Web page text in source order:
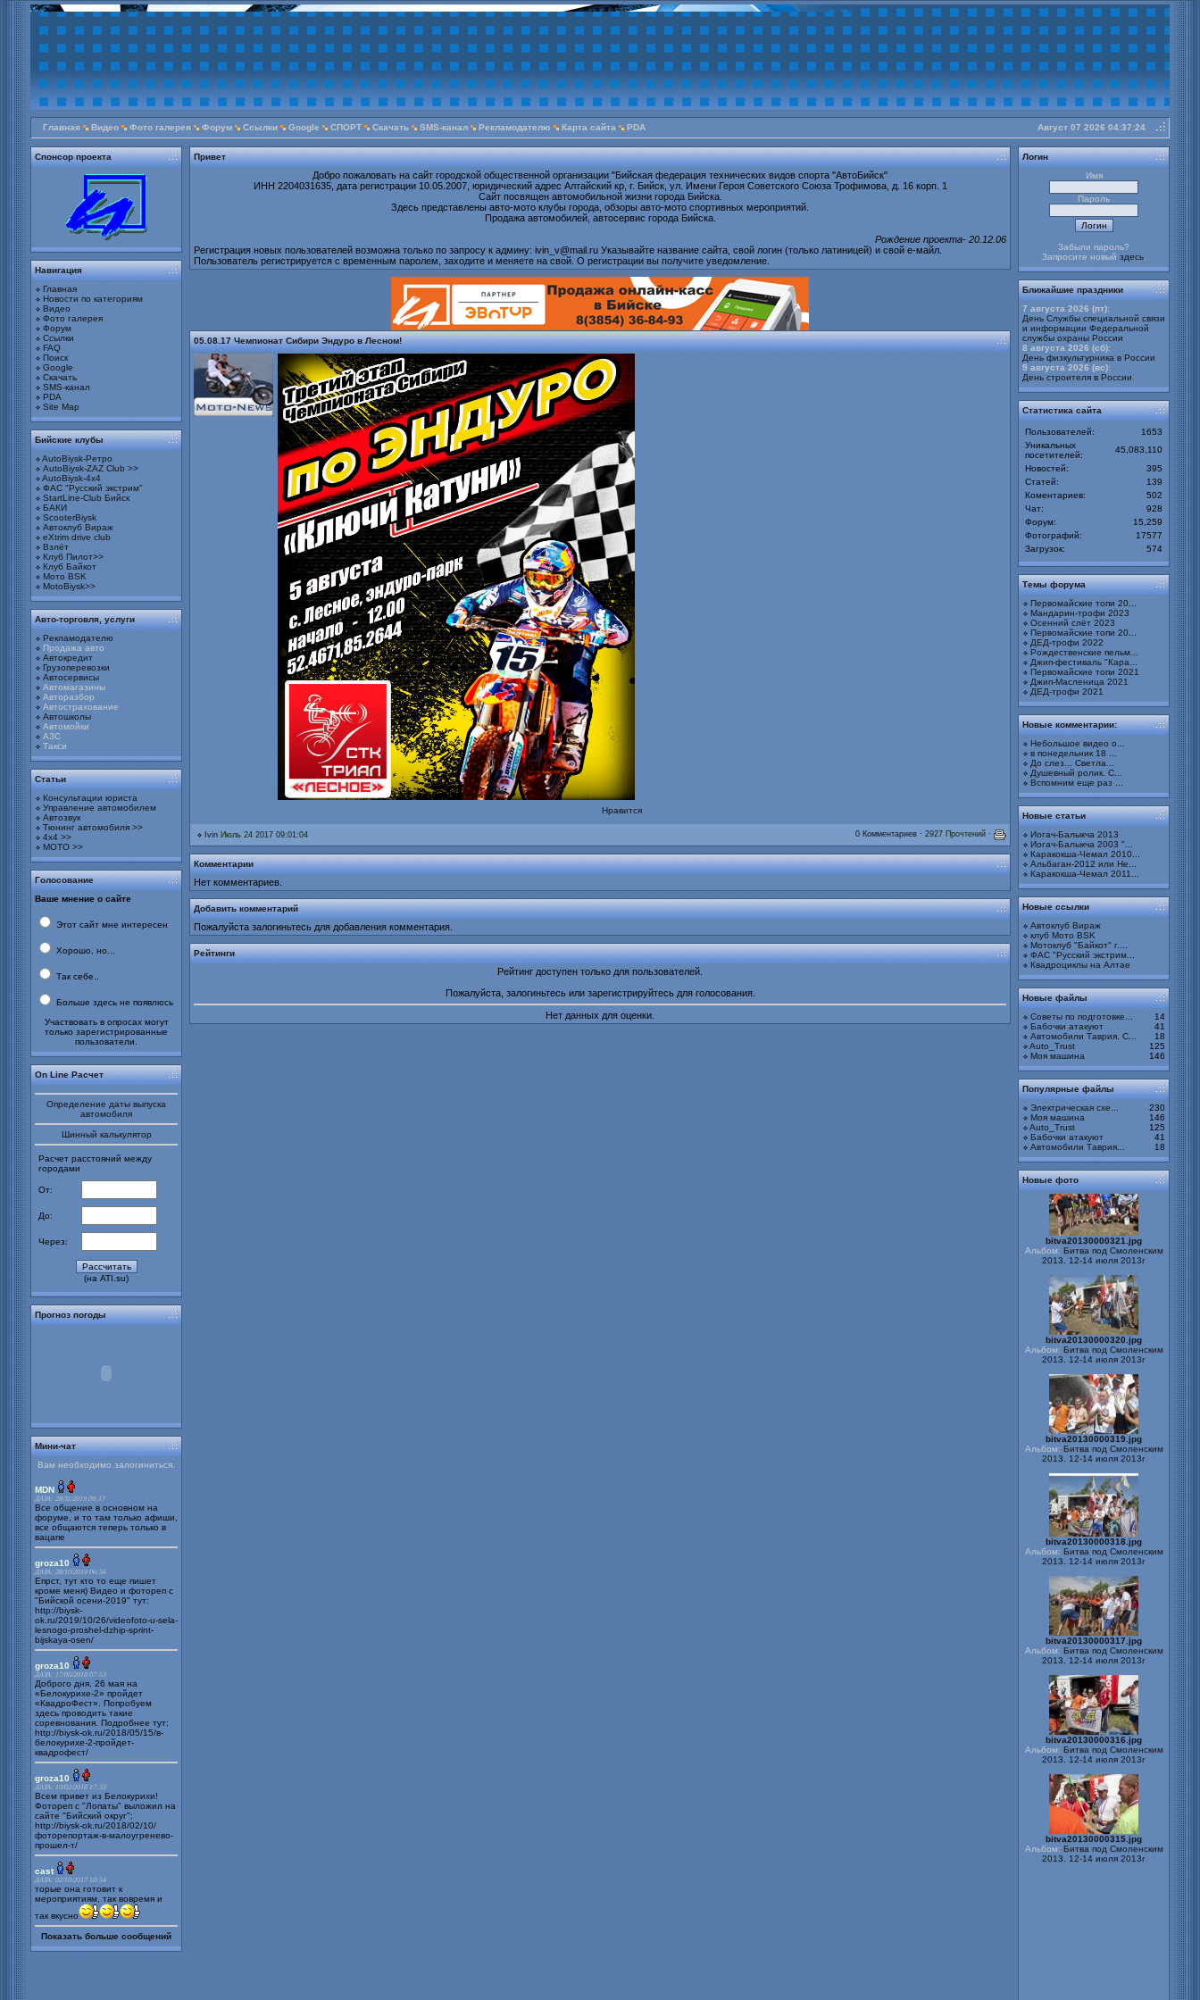
Главная Видео Фото галерея Форум Ссылки Google СПОРТ Скачать SMS-канал Рекламодателю Карта сайта PDA
Август 07 2026 04:37:24
buy
cheap
Спонсор проекта
Навигация
Главная
Новости по категориям
Видео
Фото галерея
Форум
Ссылки
FAQ
Поиск
Google
Скачать
SMS-канал
PDA
Site Map
Бийские клубы
AutoBiysk-Ретро
AutoBiysk-ZAZ Club >>
AutoBiysk-4x4
ФАС "Русский экстрим"
StartLine-Club Бийск
БАКИ
ScooterBiysk
Автоклуб Вираж
eXtrim drive club
Взлёт
Клуб Пилот>>
Клуб Байкот
Мото BSK
MotoBiysk>>
Авто-торговля, услуги
Рекламодателю
Продажа авто
Автокредит
Грузоперевозки
Автосервисы
Автомагазины
Авторазбор
Автострахование
Автошколы
Автомойки
АЗС
Такси
Статьи
Консультации юриста
Управление автомобилем
Автозвук
Тюнинг автомобиля >>
4х4 >>
МОТО >>
Голосование
Ваше мнение о сайте
Этот сайт мне интересен
Хорошо, но...
Так себе..
Больше здесь не появлюсь
Участвовать в опросах могут
только зарегистрированные
пользователи.
On Line Расчет
Определение даты выпуска
автомобиля
Шинный калькулятор
Расчет расстояний между
городами
От:
До:
Через:
(на ATI.su)
Прогноз погоды
Мини-чат
Вам необходимо залогиниться.
MDN
ДАТА: 28/11/2019 09:17
Все общение в основном на
форуме, и то там только афиши,
все общаются теперь только в
вацапе
groza10
ДАТА: 28/10/2019 06:56
Епрст, тут кто то еще пишет
кроме меня) Видео и фотореп с
"Бийской осени-2019" тут:
http://biysk-
ok.ru/2019/10/26/videofoto-u-sela-
lesnogo-proshel-dzhip-sprint-
bijskaya-osen/
groza10
ДАТА: 17/05/2018 07:53
Доброго дня. 26 мая на
«Белокурихе-2» пройдет
«КвадроФест». Попробуем
здесь проводить такие
соревнования. Подробнее тут:
http://biysk-ok.ru/2018/05/15/в-
белокурихе-2-пройдет-
квадрофест/
groza10
ДАТА: 10/02/2018 17:33
Всем привет из Белокурихи!
Фотореп с "Лопаты" выложил на
сайте "Бийский округ":
http://biysk-ok.ru/2018/02/10/
фоторепортаж-в-малоугренево-
прошел-т/
cast
ДАТА: 02/10/2017 10:54
торые она готовит к
мероприятиям, так вовремя и
так вкусно
Показать больше сообщений
Привет
Добро пожаловать на сайт городской общественной организации "Бийская федерация технических видов спорта "АвтоБийск"
ИНН 2204031635, дата регистрации 10.05.2007, юридический адрес Алтайский кр, г. Бийск, ул. Имени Героя Советского Союза Трофимова, д. 16 корп. 1
Сайт посвящен автомобильной жизни города Бийска.
Здесь представлены авто-мото клубы города, обзоры авто-мото спортивных мероприятий.
Продажа автомобилей, автосервис города Бийска.
Рождение проекта- 20.12.06
Регистрация новых пользователей возможна только по запросу к админу: ivin_v@mail.ru Указывайте название сайта, свой логин (только латиницей) и свой е-майл.
Пользователь регистрируется с временным паролем, заходите и меняете на свой. О регистрации вы получите уведомление.
05.08.17 Чемпионат Сибири Эндуро в Лесном!
Нравится
Ivin Июль 24 2017 09:01:04 0 Комментариев · 2927 Прочтений ·
Комментарии
Нет комментариев.
Добавить комментарий
Пожалуйста залогиньтесь для добавления комментария.
Рейтинги
Рейтинг доступен только для пользователей.
Пожалуйста, залогиньтесь или зарегистрируйтесь для голосования.
Нет данных для оценки.
Логин
Имя
Пароль
Забыли пароль?
Запросите новый здесь.
Ближайшие праздники
7 августа 2026 (пт):
День Службы специальной связи
и информации Федеральной
службы охраны России
8 августа 2026 (сб):
День физкультурника в России
9 августа 2026 (вс):
День строителя в России
Статистика сайта
Пользователей:
1653
Уникальных
посетителей:
45,083,110
Новостей:
395
Статей:
139
Коментариев:
502
Чат:
928
Форум:
15,259
Фотографий:
17577
Загрузок:
574
Темы форума
Первомайские топи 20...
Мандарин-трофи 2023
Осенний слёт 2023
Первомайские топи 20...
ДЕД-трофи 2022
Рождественские пельм...
Джип-фестиваль "Кара...
Первомайские топи 2021
Джип-Масленица 2021
ДЕД-трофи 2021
Новые комментарии:
Небольшое видео о...
в понедельник 18 ...
До слез... Светла...
Душевный ролик. С...
Вспомним еще раз ...
Новые статьи
Иогач-Балыкча 2013
Иогач-Балыкча 2003 "...
Каракокша-Чемал 2010...
Альбаган-2012 или Не...
Каракокша-Чемал 2011...
Новые ссылки
Автоклуб Вираж
клуб Мото BSK
Мотоклуб "Байкот" г....
ФАС "Русский экстрим...
Квадроциклы на Алтае
Новые файлы
Советы по подготовке...
14
Бабочки атакуют
41
Автомобили Таврия, С...
18
Auto_Trust
125
Моя машина
146
Популярные файлы
Электрическая схе...
230
Моя машина
146
Auto_Trust
125
Бабочки атакуют
41
Автомобили Таврия...
18
Новые фото
bitva20130000323.jpg
Альбом:Битва под Смоленским
2013. 12-14 июля 2013г
bitva20130000322.jpg
Альбом:Битва под Смоленским
2013. 12-14 июля 2013г
bitva20130000321.jpg
Альбом:Битва под Смоленским
2013. 12-14 июля 2013г
bitva20130000320.jpg
Альбом:Битва под Смоленским
2013. 12-14 июля 2013г
bitva20130000319.jpg
Альбом:Битва под Смоленским
2013. 12-14 июля 2013г
bitva20130000318.jpg
Альбом:Битва под Смоленским
2013. 12-14 июля 2013г
bitva20130000317.jpg
Альбом:Битва под Смоленским
2013. 12-14 июля 2013г
bitva20130000316.jpg
Альбом:Битва под Смоленским
2013. 12-14 июля 2013г
bitva20130000315.jpg
Альбом:Битва под Смоленским
2013. 12-14 июля 2013г